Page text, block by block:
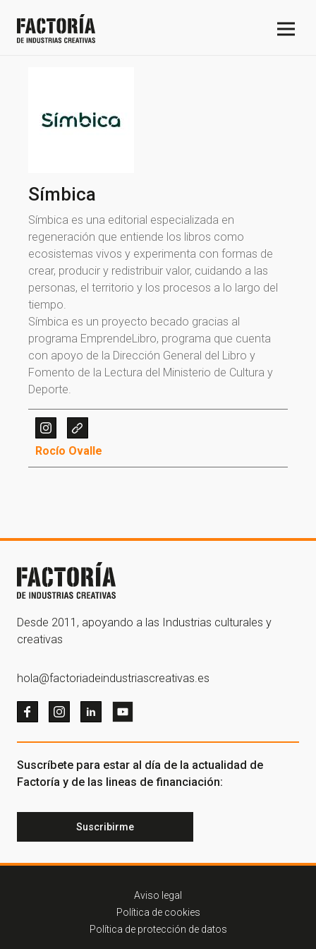
¡Gracias por suscribirte a
nuestra newsletter!
Símbica
Símbica es una editorial especializada en
regeneración que entiende los libros como
ecosistemas vivos y experimenta con formas de
crear, producir y redistribuir valor, cuidando a las
personas, el territorio y los procesos a lo largo del
tiempo.
Símbica es un proyecto becado gracias al
programa EmprendeLibro, programa que cuenta
con apoyo de la Dirección General del Libro y
Fomento de la Lectura del Ministerio de Cultura y
Deporte.
Rocío Ovalle
Desde 2011, apoyando a las Industrias culturales y
creativas
hola@factoriadeindustriascreativas.es
Suscríbete para estar al día de la actualidad de
Factoría y de las lineas de financiación:
Suscribirme
Aviso legal
Política de cookies
Política de protección de datos